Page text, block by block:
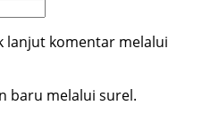
lanjut komentar melalui
baru melalui surel.